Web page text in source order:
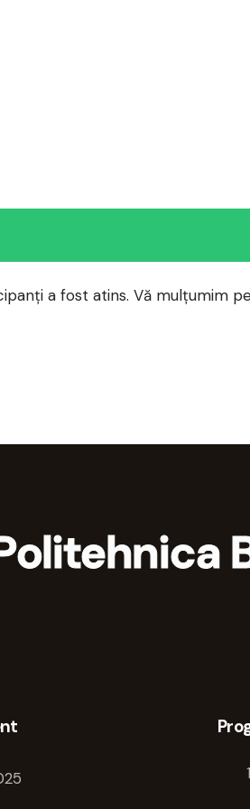
a fost atins. Vă mulțumim